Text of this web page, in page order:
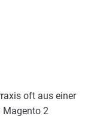
oft aus einer
Magento 2